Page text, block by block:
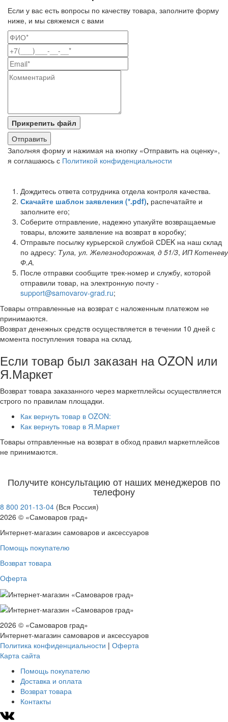
Если у вас есть вопросы по качеству товара, заполните форму
ниже, и мы свяжемся с вами
Прикрепить файл
Заполняя форму и нажимая на кнопку «Отправить на оценку»,
я соглашаюсь с Политикой конфиденциальности
Дождитесь ответа сотрудника отдела контроля качества.
Скачайте шаблон заявления (*.pdf), распечатайте и
заполните его;
Соберите отправление, надежно упакуйте возвращаемые
товары, вложите заявление на возврат в коробку;
Отправьте посылку курьерской службой СDEK на наш склад
по адресу: Тула, ул. Железнодорожная, д 51/3, ИП Котеневу
Ф.А.
После отправки сообщите трек-номер и службу, которой
отправили товар, на электронную почту -
support@samovarov-grad.ru;
Товары отправленные на возврат с наложенным платежом не
принимаются.
Возврат денежных средств осуществляется в течении 10 дней с
момента поступления товара на склад.
Если товар был заказан на OZON или
Я.Маркет
Возврат товара заказанного через маркетплейсы осуществляется
строго по правилам площадки.
Как вернуть товар в OZON:
Как вернуть товар в Я.Маркет
Товары отправленные на возврат в обход правил маркетплейсов
не принимаются.
Получите консультацию от наших менеджеров по
телефону
8 800 201-13-04 (Вся Россия)
2026 © «Самоваров град»
Интернет-магазин самоваров и аксессуаров
Помощь покупателю
Возврат товара
Оферта
2026 © «Самоваров град»
Интернет-магазин самоваров и аксессуаров
Политика конфиденциальности | Оферта
Карта сайта
Помощь покупателю
Доставка и оплата
Возврат товара
Контакты